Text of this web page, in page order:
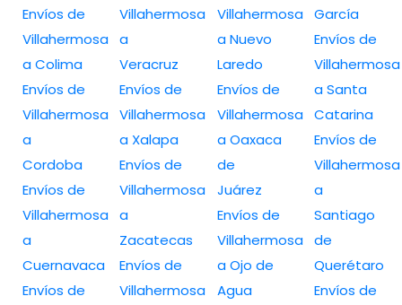
Envíos de
Villahermosa
a Colima
Envíos de
Villahermosa
a
Cordoba
Envíos de
Villahermosa
a
Cuernavaca
Envíos de
Villahermosa
a
Veracruz
Envíos de
Villahermosa
a Xalapa
Envíos de
Villahermosa
a
Zacatecas
Envíos de
Villahermosa
Villahermosa
a Nuevo
Laredo
Envíos de
Villahermosa
a Oaxaca
de
Juárez
Envíos de
Villahermosa
a Ojo de
Agua
García
Envíos de
Villahermosa
a Santa
Catarina
Envíos de
Villahermosa
a
Santiago
de
Querétaro
Envíos de